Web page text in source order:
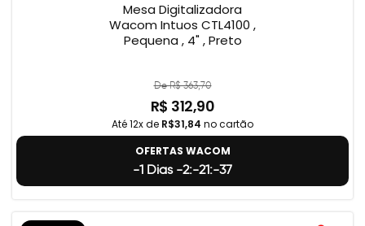
Mesa Digitalizadora
Wacom Intuos CTL4100 ,
Pequena , 4" , Preto
De R$ 363,70
R$ 312,90
Até 12x de R$31,84 no cartão
OFERTAS WACOM
-1 Dias -2:-21:-38